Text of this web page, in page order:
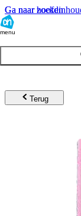
Ga naar
Ga naar zoeken
menu
Terug